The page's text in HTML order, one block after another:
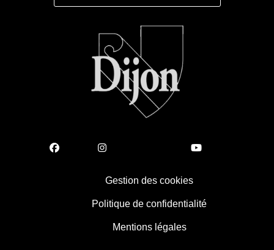
Gestion des cookies
Politique de confidentialité
Mentions légales